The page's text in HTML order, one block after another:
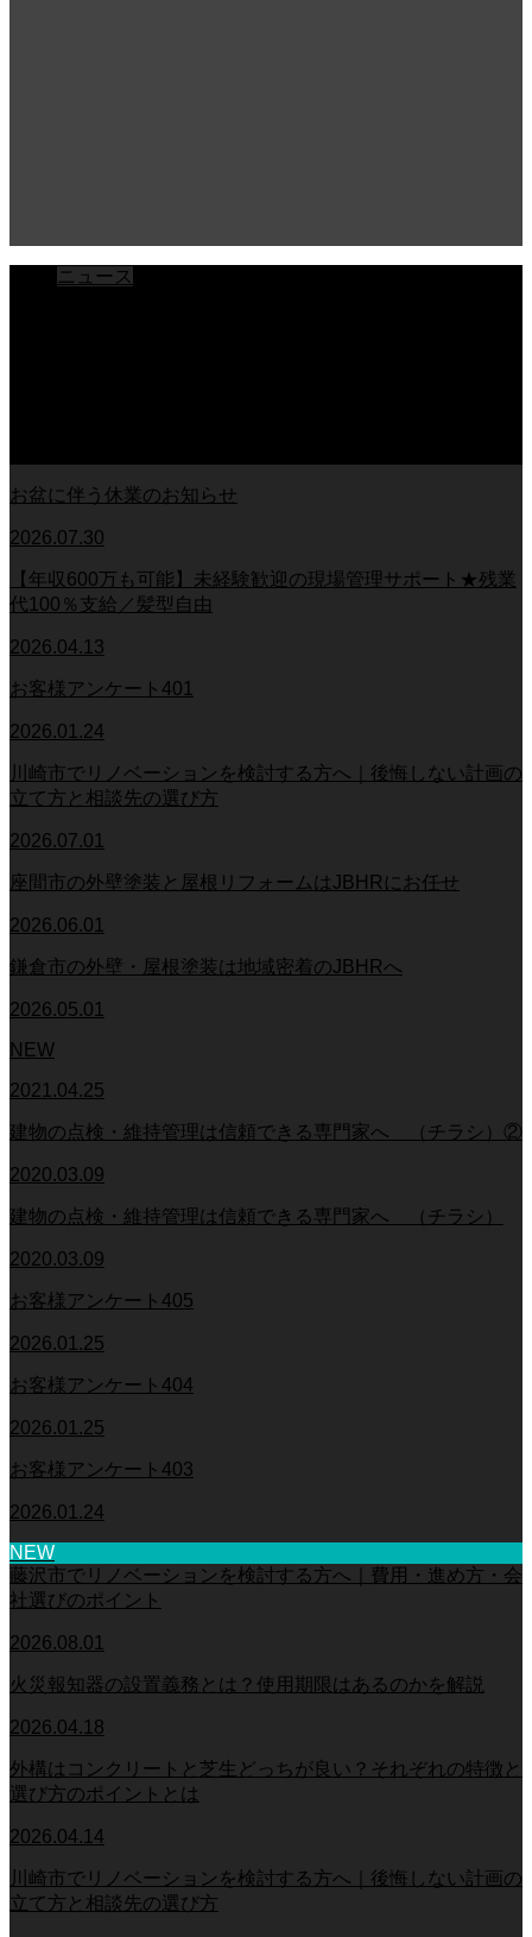
ニュース
お盆に伴う休業のお知らせ
2026.07.30
【年収600万も可能】未経験歓迎の現場管理サポート★残業
代100％支給／髪型自由
2026.04.13
お客様アンケート401
2026.01.24
川崎市でリノベーションを検討する方へ｜後悔しない計画の
立て方と相談先の選び方
2026.07.01
座間市の外壁塗装と屋根リフォームはJBHRにお任せ
2026.06.01
鎌倉市の外壁・屋根塗装は地域密着のJBHRへ
2026.05.01
NEW
2021.04.25
建物の点検・維持管理は信頼できる専門家へ （チラシ）②
2020.03.09
建物の点検・維持管理は信頼できる専門家へ （チラシ）
2020.03.09
お客様アンケート405
2026.01.25
お客様アンケート404
2026.01.25
お客様アンケート403
2026.01.24
NEW
藤沢市でリノベーションを検討する方へ｜費用・進め方・会
社選びのポイント
2026.08.01
火災報知器の設置義務とは？使用期限はあるのかを解説
2026.04.18
外構はコンクリートと芝生どっちが良い？それぞれの特徴と
選び方のポイントとは
2026.04.14
川崎市でリノベーションを検討する方へ｜後悔しない計画の
立て方と相談先の選び方